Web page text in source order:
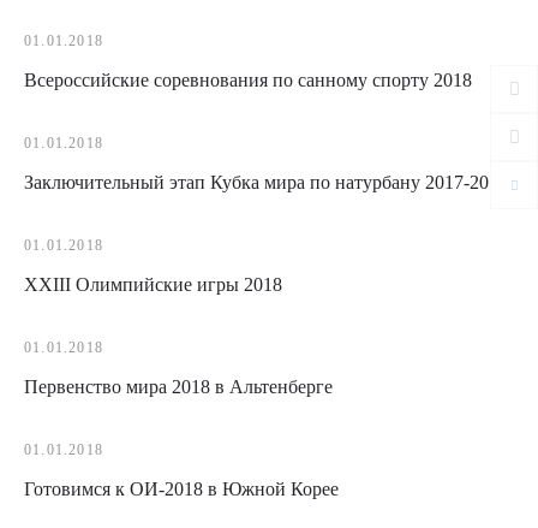
01.01.2018
Всероссийские соревнования по санному спорту 2018
01.01.2018
Заключительный этап Кубка мира по натурбану 2017-2018
01.01.2018
XXIII Олимпийские игры 2018
01.01.2018
Первенство мира 2018 в Альтенберге
01.01.2018
Готовимся к ОИ-2018 в Южной Корее